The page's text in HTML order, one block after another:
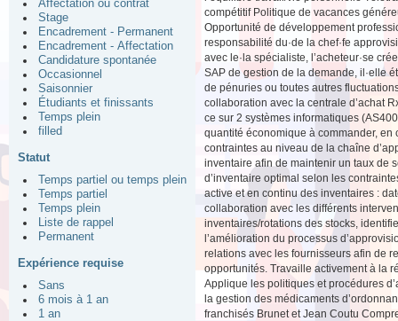
Affectation ou contrat
Stage
Encadrement - Permanent
Encadrement - Affectation
Candidature spontanée
Occasionnel
Saisonnier
Étudiants et finissants
Temps plein
filled
Statut
Temps partiel ou temps plein
Temps partiel
Temps plein
Liste de rappel
Permanent
Expérience requise
Sans
6 mois à 1 an
1 an
compétitif Politique de vacances
Opportunité de développement
responsabilité du·de la chef·fe
avec le·la spécialiste, l’acheteur·se
SAP de gestion de la demande, il·elle
de pénuries ou toutes autres
collaboration avec la centrale d’achat
ce sur 2 systèmes informatiques
quantité économique à commander,
contraintes au niveau de la chaîne
inventaire afin de maintenir un taux de
d’inventaire optimal selon les
active et en continu des inventaires :
collaboration avec les différents
inventaires/rotations des stocks,
l’amélioration du processus
relations avec les fournisseurs afin de
opportunités. Travaille activement à la
Applique les politiques et procédures
la gestion des médicaments
franchisés Brunet et Jean Coutu